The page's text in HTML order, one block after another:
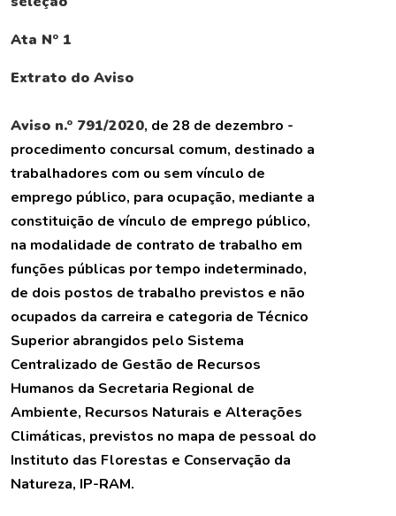
Ata Nº 1
Extrato do Aviso
Aviso n.º 791/2020, de 28 de dezembro -
procedimento concursal comum, destinado a
trabalhadores com ou sem vínculo de
emprego público, para ocupação, mediante a
constituição de vínculo de emprego público,
na modalidade de contrato de trabalho em
funções públicas por tempo indeterminado,
de dois postos de trabalho previstos e não
ocupados da carreira e categoria de Técnico
Superior abrangidos pelo Sistema
Centralizado de Gestão de Recursos
Humanos da Secretaria Regional de
Ambiente, Recursos Naturais e Alterações
Climáticas, previstos no mapa de pessoal do
Instituto das Florestas e Conservação da
Natureza, IP-RAM.